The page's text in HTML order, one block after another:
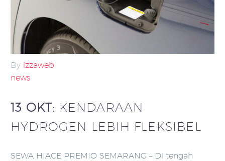
By izzaweb
news
13 OKT: KENDARAAN
HYDROGEN LEBIH FLEKSIBEL
SEWA HIACE PREMIO SEMARANG – Di tengah